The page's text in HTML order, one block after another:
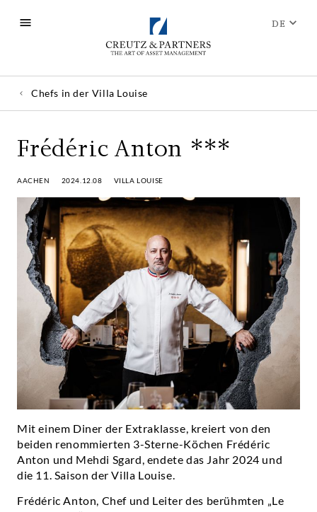
DE
Chefs in der Villa Louise
Frédéric Anton ***
AACHEN 2024.12.08 VILLA LOUISE
Mit einem Diner der Extraklasse, kreiert von den
beiden renommierten 3-Sterne-Köchen Frédéric
Anton und Mehdi Sgard, endete das Jahr 2024 und
die 11. Saison der Villa Louise.
Frédéric Anton, Chef und Leiter des berühmten „Le